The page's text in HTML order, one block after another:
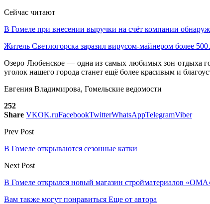
Сейчас читают
В Гомеле при внесении выручки на счёт компании
Житель Светлогорска заразил вирусом-майнером более
Озеро Любенское — одна из самых любимых зон отдыха
уголок нашего города станет ещё более красивым и
Евгения Владимирова, Гомельские ведомости
252
Share VKOK.ruFacebookTwitterWhatsAppTelegramViber
Prev Post
В Гомеле открываются сезонные катки
Next Post
В Гомеле открылся новый магазин стройматериалов
Вам также могут понравиться Еще от автора